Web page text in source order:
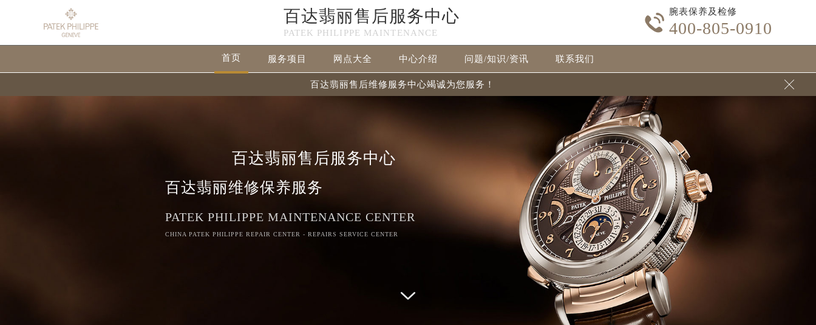
百达翡丽售后服务中心
PATEK PHILIPPE MAINTENANCE

腕表保养及检修
400-805-0910
首页 服务项目 网点大全 中心介绍 问题/知识/资讯 联系我们
百达翡丽售后维修服务中心竭诚为您服务！ 
百达翡丽售后服务中心
百达翡丽维修保养服务
PATEK PHILIPPE MAINTENANCE CENTER
CHINA PATEK PHILIPPE REPAIR CENTER - REPAIRS SERVICE CENTER